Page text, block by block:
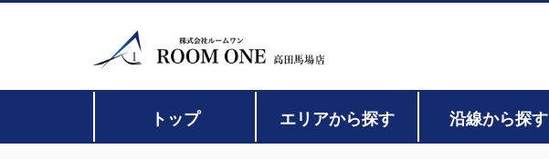
トップ エリアから探す 沿線から探す